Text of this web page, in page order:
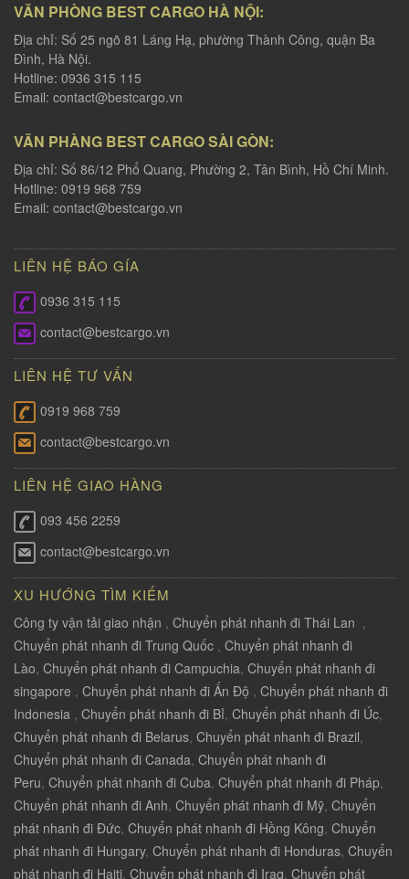
VĂN PHÒNG BEST CARGO HÀ NỘI:
Địa chỉ: Số 25 ngõ 81 Láng Hạ, phường Thành Công, quận Ba
Đình, Hà Nội.
Hotline: 0936 315 115
Email: contact@bestcargo.vn
VĂN PHÀNG BEST CARGO SÀI GÒN:
Địa chỉ: Số 86/12 Phổ Quang, Phường 2, Tân Bình, Hồ Chí Minh.
Hotline: 0919 968 759
Email: contact@bestcargo.vn
LIÊN HỆ BÁO GÍA
0936 315 115
contact@bestcargo.vn
LIÊN HỆ TƯ VẤN
0919 968 759
contact@bestcargo.vn
LIÊN HỆ GIAO HÀNG
093 456 2259
contact@bestcargo.vn
XU HƯỚNG TÌM KIẾM
Công ty vận tải giao nhận , Chuyển phát nhanh đi Thái Lan ,
Chuyển phát nhanh đi Trung Quốc , Chuyển phát nhanh đi
Lào, Chuyển phát nhanh đi Campuchia, Chuyển phát nhanh đi
singapore , Chuyển phát nhanh đi Ấn Độ , Chuyển phát nhanh đi
Indonesia , Chuyển phát nhanh đi Bỉ, Chuyển phát nhanh đi Úc,
Chuyển phát nhanh đi Belarus, Chuyển phát nhanh đi Brazil,
Chuyển phát nhanh đi Canada, Chuyển phát nhanh đi
Peru, Chuyển phát nhanh đi Cuba, Chuyển phát nhanh đi Pháp,
Chuyển phát nhanh đi Anh, Chuyển phát nhanh đi Mỹ, Chuyển
phát nhanh đi Đức, Chuyển phát nhanh đi Hồng Kông, Chuyển
phát nhanh đi Hungary, Chuyển phát nhanh đi Honduras, Chuyển
phát nhanh đi Haiti, Chuyển phát nhanh đi Iraq, Chuyển phát